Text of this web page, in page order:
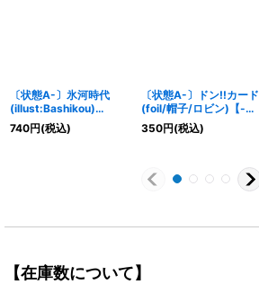
〔状態A-〕氷河時代
(illust:Bashikou)
【UC】{OP02-117}
740円(税込)
〔状態A-〕ドン!!カード
(foil/帽子/ロビン)【-】
{-}
350円(税込)
【在庫数について】